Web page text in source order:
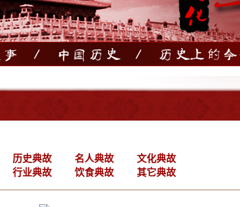
历史典故 名人典故
文化典故
行业典故 饮食典故 其它典故